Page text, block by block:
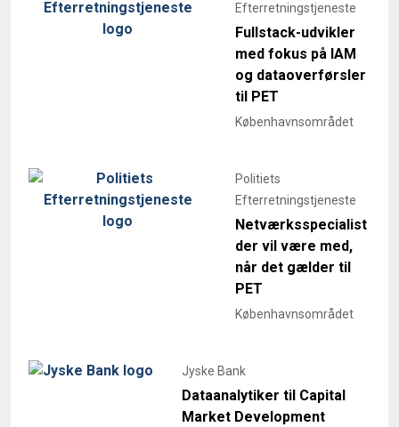
Efterretningstjeneste
Fullstack-udvikler
med fokus på IAM
og dataoverførsler
til PET
Københavnsområdet
Politiets
Efterretningstjeneste
Netværksspecialist
der vil være med,
når det gælder til
PET
Københavnsområdet
Jyske Bank
Dataanalytiker til Capital
Market Development